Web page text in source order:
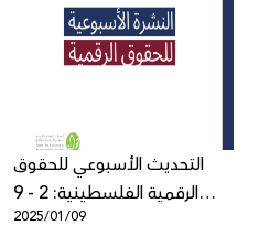
التحديث الأسبوعي للحقوق
الرقمية الفلسطينية: 2 - 9
كانون الثاني
2025/01/09